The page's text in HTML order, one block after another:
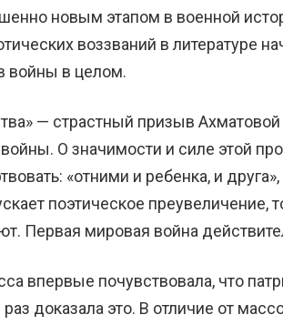
новым этапом в военной
воззваний в литературе
войны в целом.
— страстный призыв
О значимости и силе этой
«отними и ребенка, и
поэтическое преувеличение,
Первая мировая война
впервые почувствовала, что
раз доказала это. В отличие от